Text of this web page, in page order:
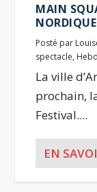
MAIN
Posté par
spectacle,
La ville
prochain,
Festival....
EN